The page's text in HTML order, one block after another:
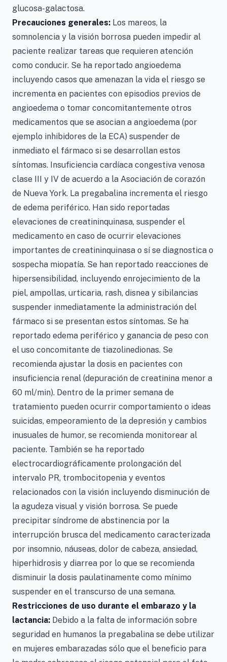
glucosa-galactosa.
Precauciones generales: Los mareos, la
somnolencia y la visión borrosa pueden impedir al
paciente realizar tareas que requieren atención
como conducir. Se ha reportado angioedema
incluyendo casos que amenazan la vida el riesgo se
incrementa en pacientes con episodios previos de
angioedema o tomar concomitantemente otros
medicamentos que se asocian a angioedema (por
ejemplo inhibidores de la ECA) suspender de
inmediato el fármaco si se desarrollan estos
síntomas. Insuficiencia cardíaca congestiva venosa
clase III y IV de acuerdo a la Asociación de corazón
de Nueva York. La pregabalina incrementa el riesgo
de edema periférico. Han sido reportadas
elevaciones de creatininquinasa, suspender el
medicamento en caso de ocurrir elevaciones
importantes de creatininquinasa o sí se diagnostica o
sospecha miopatía. Se han reportado reacciones de
hipersensibilidad, incluyendo enrojecimiento de la
piel, ampollas, urticaria, rash, disnea y sibilancias
suspender inmediatamente la administración del
fármaco si se presentan estos síntomas. Se ha
reportado edema periférico y ganancia de peso con
el uso concomitante de tiazolinedionas. Se
recomienda ajustar la dosis en pacientes con
insuficiencia renal (depuración de creatinina menor a
60 ml/min). Dentro de la primer semana de
tratamiento pueden ocurrir comportamiento o ideas
suicidas, empeoramiento de la depresión y cambios
inusuales de humor, se recomienda monitorear al
paciente. También se ha reportado
electrocardiográficamente prolongación del
intervalo PR, trombocitopenia y eventos
relacionados con la visión incluyendo disminución de
la agudeza visual y visión borrosa. Se puede
precipitar síndrome de abstinencia por la
interrupción brusca del medicamento caracterizada
por insomnio, náuseas, dolor de cabeza, ansiedad,
hiperhidrosis y diarrea por lo que se recomienda
disminuir la dosis paulatinamente como mínimo
suspender en el transcurso de una semana.
Restricciones de uso durante el embarazo y la
lactancia: Debido a la falta de información sobre
seguridad en humanos la pregabalina se debe utilizar
en mujeres embarazadas sólo que el beneficio para